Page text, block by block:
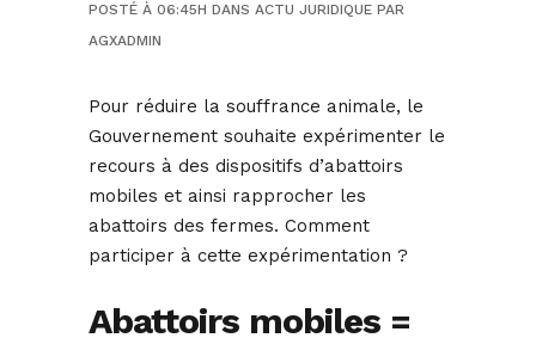
POSTÉ À 06:45H DANS ACTU JURIDIQUE PAR
AGXADMIN
Pour réduire la souffrance animale, le
Gouvernement souhaite expérimenter le
recours à des dispositifs d’abattoirs
mobiles et ainsi rapprocher les
abattoirs des fermes. Comment
participer à cette expérimentation ?
Abattoirs mobiles =